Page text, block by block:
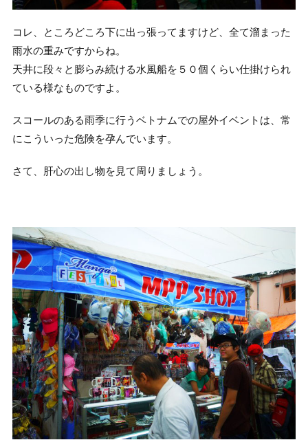
コレ、ところどころ下に出っ張ってますけど、全て溜まった
雨水の重みですからね。
天井に段々と膨らみ続ける水風船を５０個くらい仕掛けられ
ている様なものですよ。
スコールのある雨季に行うベトナムでの屋外イベントは、常
にこういった危険を孕んでいます。
さて、肝心の出し物を見て周りましょう。